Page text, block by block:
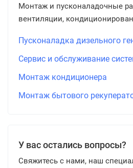
Монтаж и пусконаладочные
вентиляции,
Пусконаладка дизельного
Сервис и обслуживание
Монтаж кондиционера
Монтаж бытового
У вас остались вопросы?
Свяжитесь с нами, наш